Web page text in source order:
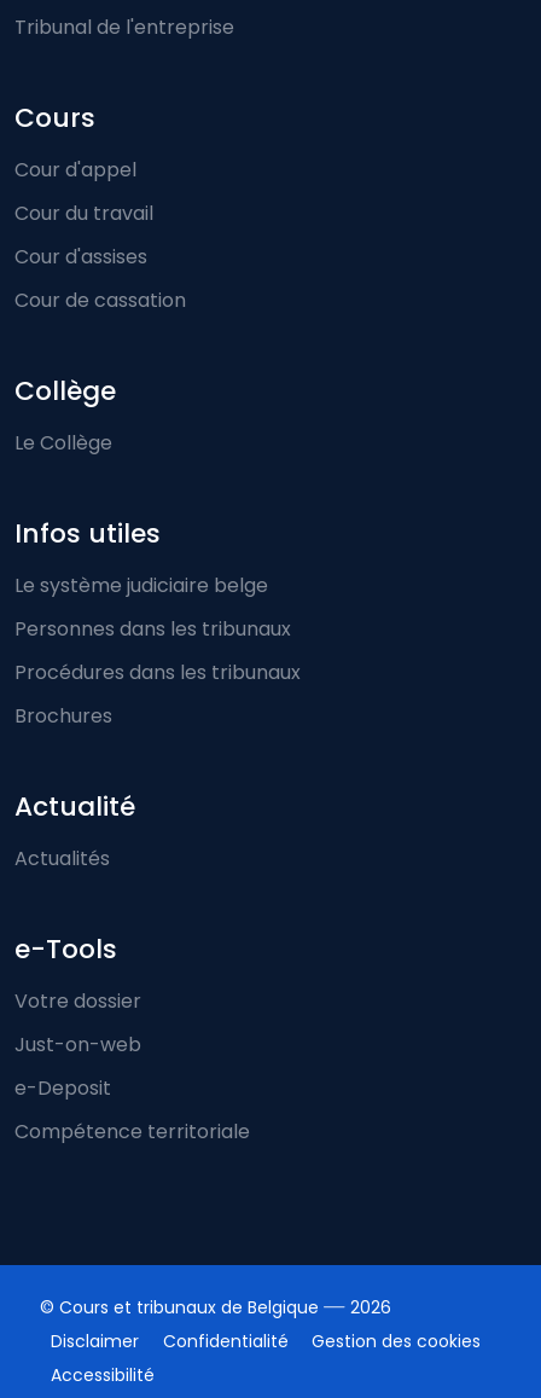
Tribunal de l'entreprise
Cours
Cour d'appel
Cour du travail
Cour d'assises
Cour de cassation
Collège
Le Collège
Infos utiles
Le système judiciaire belge
Personnes dans les tribunaux
Procédures dans les tribunaux
Brochures
Actualité
Actualités
e-Tools
Votre dossier
Just-on-web
e-Deposit
Compétence territoriale
© Cours et tribunaux de Belgique
2026
Disclaimer
Confidentialité
Gestion des cookies
Accessibilité